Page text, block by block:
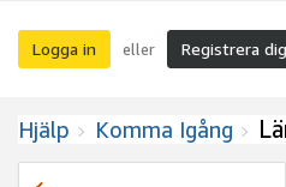
Logga in eller Registrera dig
Hjälp Komma Igång